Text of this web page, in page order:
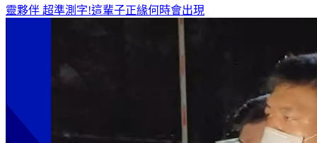
靈夥伴 超準測字!這輩子正緣何時會出現